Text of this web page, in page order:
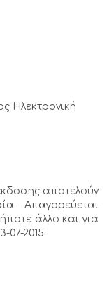
Ηλεκτρονική
αποτελούν
Απαγορεύεται
άλλο και για
07-2015